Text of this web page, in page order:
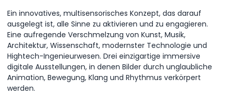
Ein innovatives, multisensorisches Konzept, das darauf
ausgelegt ist, alle Sinne zu aktivieren und zu engagieren.
Eine aufregende Verschmelzung von Kunst, Musik,
Architektur, Wissenschaft, modernster Technologie und
Hightech-Ingenieurwesen. Drei einzigartige immersive
digitale Ausstellungen, in denen Bilder durch unglaubliche
Animation, Bewegung, Klang und Rhythmus verkörpert
werden.